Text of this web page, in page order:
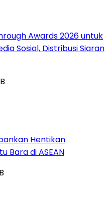
Awards 2026 untuk
Sosial, Distribusi Siaran
Hentikan
Bara di ASEAN